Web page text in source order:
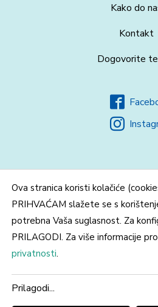
Kako do
Kontakt
Dogovorite
© Microton d.o.o. Sva
Ova stranica koristi kolačiće
PRIHVAĆAM slažete se s
potrebna Vaša suglasnost. Za
PRILAGODI. Za više informacije
privatnosti.
Prilagodi...